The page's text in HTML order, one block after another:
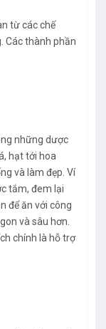
từ các chế
Các thành phần
những dược
hạt tới hoa
và làm đẹp. Ví
tắm, đem lại
để ăn với công
và sâu hơn.
chính là hỗ trợ